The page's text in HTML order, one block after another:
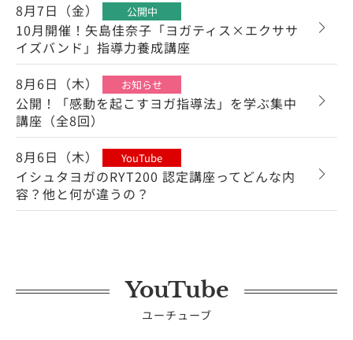
8月7日（金）
公開中
10月開催！矢島佳奈子「ヨガティス×エクササ
イズバンド」指導力養成講座
8月6日（木）
お知らせ
公開！「感動を起こすヨガ指導法」を学ぶ集中
講座（全8回）
8月6日（木）
YouTube
イシュタヨガのRYT200 認定講座ってどんな内
容？他と何が違うの？
YouTube
ユーチューブ